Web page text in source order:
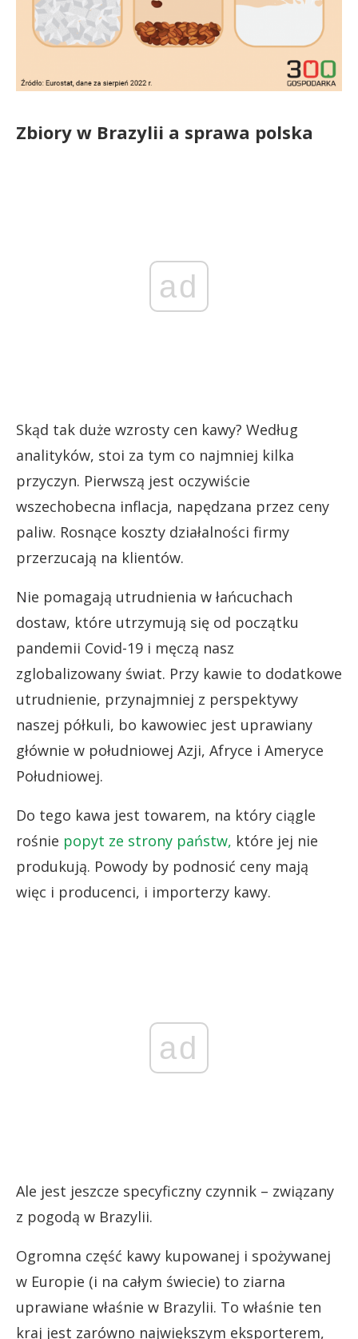
Zbiory w Brazylii a sprawa polska
ad
Skąd tak duże wzrosty cen kawy? Według
analityków, stoi za tym co najmniej kilka
przyczyn. Pierwszą jest oczywiście
wszechobecna inflacja, napędzana przez ceny
paliw. Rosnące koszty działalności firmy
przerzucają na klientów.
Nie pomagają utrudnienia w łańcuchach
dostaw, które utrzymują się od początku
pandemii Covid-19 i męczą nasz
zglobalizowany świat. Przy kawie to dodatkowe
utrudnienie, przynajmniej z perspektywy
naszej półkuli, bo kawowiec jest uprawiany
głównie w południowej Azji, Afryce i Ameryce
Południowej.
Do tego kawa jest towarem, na który ciągle
rośnie popyt ze strony państw, które jej nie
produkują. Powody by podnosić ceny mają
więc i producenci, i importerzy kawy.
ad
Ale jest jeszcze specyficzny czynnik – związany
z pogodą w Brazylii.
Ogromna część kawy kupowanej i spożywanej
w Europie (i na całym świecie) to ziarna
uprawiane właśnie w Brazylii. To właśnie ten
kraj jest zarówno największym eksporterem,